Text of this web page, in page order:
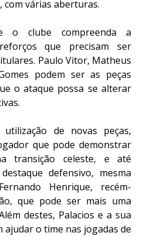
com várias aberturas.
o clube compreenda a
que precisam ser
Paulo Vitor, Matheus
podem ser as peças
o ataque possa se alterar
de novas peças,
que pode demonstrar
transição celeste, e até
defensivo, mesma
Henrique, recém-
que pode ser mais uma
destes, Palacios e a sua
ajudar o time nas jogadas de